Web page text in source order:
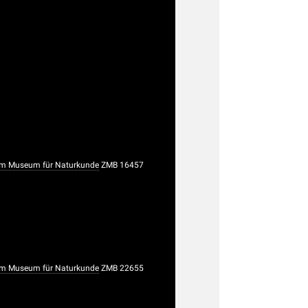
Museum für Naturkunde ZMB 16457
Museum für Naturkunde ZMB 22655